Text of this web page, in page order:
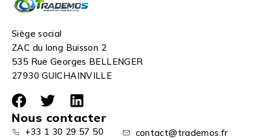
Siège social
ZAC du long Buisson 2
535 Rue Georges BELLENGER
27930 GUICHAINVILLE
Nous contacter
+33 1 30 29 57 50
contact@trademos.fr